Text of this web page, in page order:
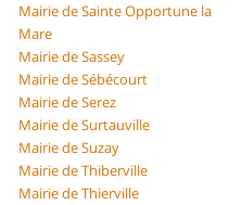
Mairie de Sainte Opportune la
Mare
Mairie de Sassey
Mairie de Sébécourt
Mairie de Serez
Mairie de Surtauville
Mairie de Suzay
Mairie de Thiberville
Mairie de Thierville